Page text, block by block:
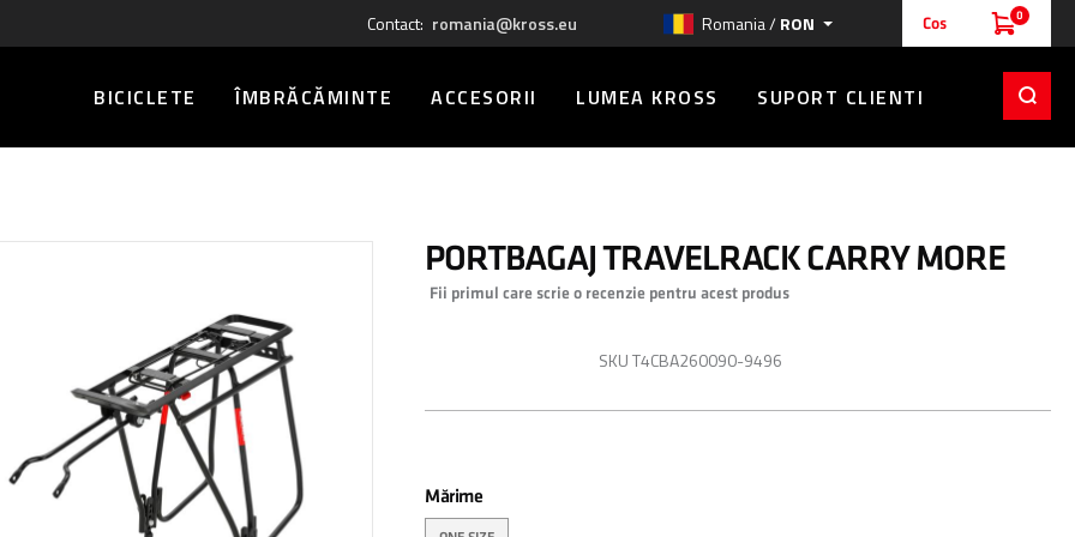
Contact: romania@kross.eu Romania /RON Cos 0
BICICLETE ÎMBRĂCĂMINTE ACCESORII LUMEA KROSS SUPORT CLIENTI
PORTBAGAJ TRAVELRACK CARRY MORE
Fii primul care scrie o recenzie pentru acest produs
SKU T4CBA260090-9496
Mărime